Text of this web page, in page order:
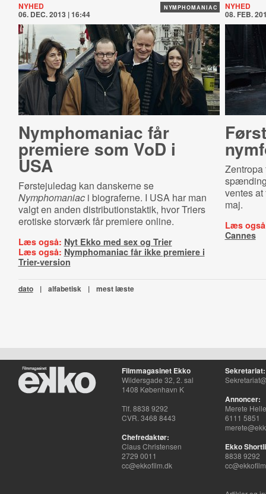
NYMPHOMANIAC
NYHED
06. DEC. 2013 | 16:44
Nymphomaniac får
premiere som VoD i
USA
Førstejuledag kan danskerne se
Nymphomaniaci biograferne. I USA har man
valgt en anden distributionstaktik, hvor Triers
erotiske storværk får premiere online.
Læs også: Nyt Ekko med sex og Trier
Læs også: Nymphomaniac får ikke premiere i
Trier-version
NYHED
08. FEB.
Zentropa
ventes
maj.
Læs
Cannes
dato | alfabetisk | mest læste
Filmmagasinet Ekko
Wildersgade 32, 2. sal
1408 København K
Tlf. 8838 9292
CVR. 3468 8443
Chefredaktør:
Claus Christensen
2729 0011
cc@ekkofilm.dk
Sekretariat:
Annoncer:
Merete
6111 5851
Ekko
8838 9292